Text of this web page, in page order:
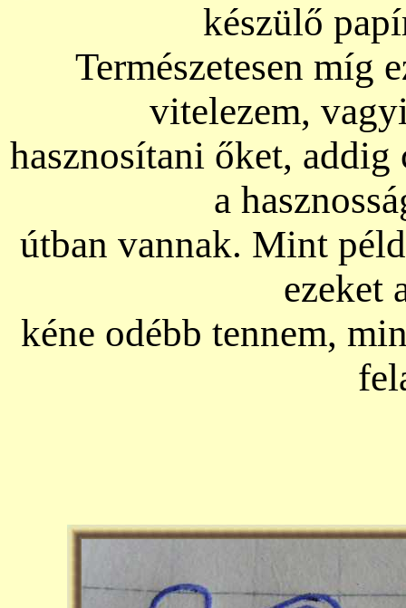
készülő
Természetesen míg
vitelezem,
hasznosítani őket,
a
útban vannak. Mint
ezeket
kéne odébb tennem,